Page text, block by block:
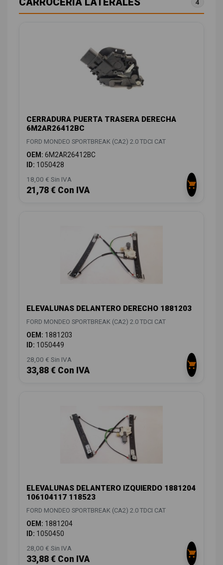
4
CERRADURA PUERTA TRASERA DERECHA
6M2AR26412BC
FORD MONDEO SPORTBREAK (CA2) 2.0 TDCI CAT
OEM: 6M2AR26412BC
ID: 1050428
18,00 € Sin IVA
21,78 € Con IVA
ELEVALUNAS DELANTERO DERECHO 1881203
FORD MONDEO SPORTBREAK (CA2) 2.0 TDCI CAT
OEM: 1881203
ID: 1050449
28,00 € Sin IVA
33,88 € Con IVA
ELEVALUNAS DELANTERO IZQUIERDO 1881204
106104117 118523
FORD MONDEO SPORTBREAK (CA2) 2.0 TDCI CAT
OEM: 1881204
ID: 1050450
28,00 € Sin IVA
33,88 € Con IVA